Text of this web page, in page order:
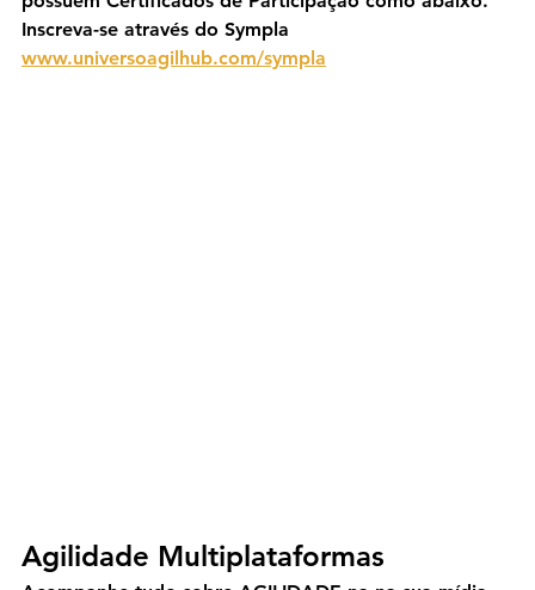
Inscreva-se através do Sympla
www.universoagilhub.com/sympla
Agilidade Multiplataformas